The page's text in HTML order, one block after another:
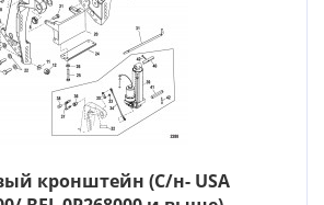
кронштейн (С/н- USA